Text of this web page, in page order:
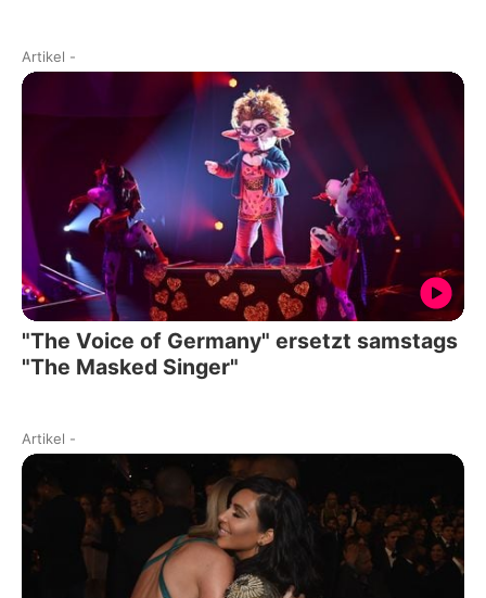
Artikel -
"The Voice of Germany" ersetzt samstags
"The Masked Singer"
Artikel -